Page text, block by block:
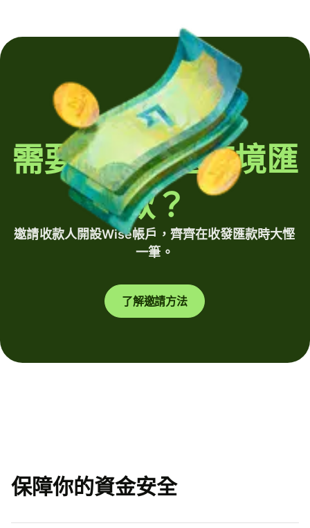
需要定期發送跨境匯
款？
邀請收款人開設Wise帳戶，齊齊在收發匯款時大慳
一筆。
了解邀請方法
保障你的資金安全